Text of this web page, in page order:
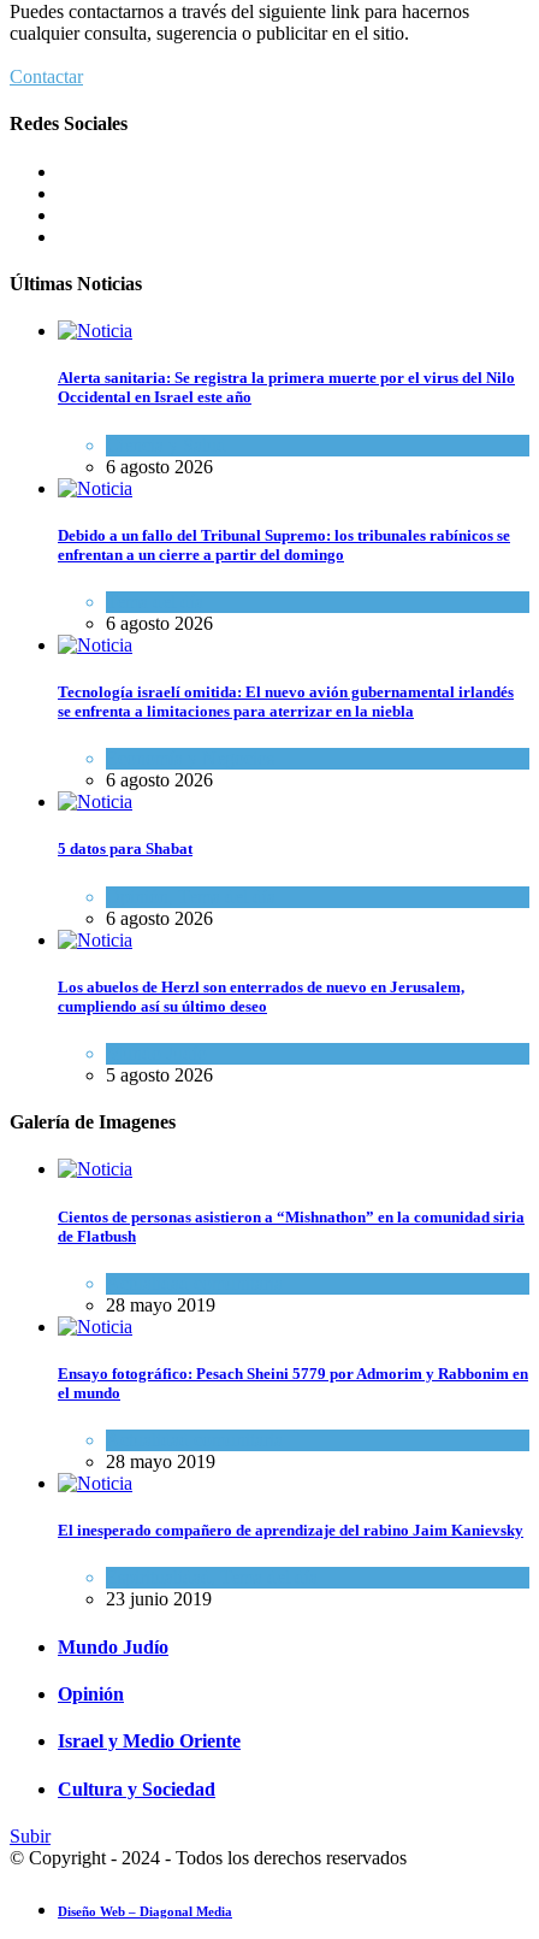
Puedes contactarnos a través del siguiente link para hacernos
cualquier consulta, sugerencia o publicitar en el sitio.
Contactar
Redes Sociales
Últimas Noticias
Alerta sanitaria: Se registra la primera muerte por el virus del Nilo
Occidental en Israel este año
6 agosto 2026
Debido a un fallo del Tribunal Supremo: los tribunales rabínicos se
enfrentan a un cierre a partir del domingo
6 agosto 2026
Tecnología israelí omitida: El nuevo avión gubernamental irlandés
se enfrenta a limitaciones para aterrizar en la niebla
6 agosto 2026
5 datos para Shabat
6 agosto 2026
Los abuelos de Herzl son enterrados de nuevo en Jerusalem,
cumpliendo así su último deseo
5 agosto 2026
Galería de Imagenes
Cientos de personas asistieron a “Mishnathon” en la comunidad siria
de Flatbush
28 mayo 2019
Ensayo fotográfico: Pesach Sheini 5779 por Admorim y Rabbonim en
el mundo
28 mayo 2019
El inesperado compañero de aprendizaje del rabino Jaim Kanievsky
23 junio 2019
Mundo Judío
Opinión
Israel y Medio Oriente
Cultura y Sociedad
Subir
© Copyright - 2024 - Todos los derechos reservados
Diseño Web – Diagonal Media